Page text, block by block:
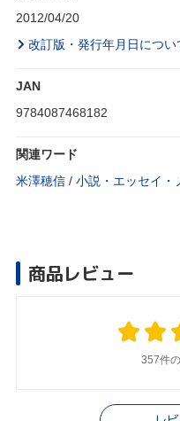
2012/04/20
改訂版・発行年月日につい
JAN
9784087468182
関連ワード
米澤穂信 / 小説・エッセイ・
商品レビュー
357件